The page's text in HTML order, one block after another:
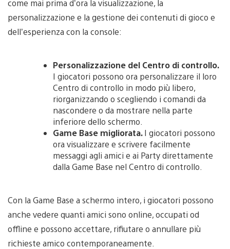
come mai prima d’ora la visualizzazione, la
personalizzazione e la gestione dei contenuti di gioco e
dell’esperienza con la console:
Personalizzazione del Centro di controllo.
I giocatori possono ora personalizzare il loro
Centro di controllo in modo più libero,
riorganizzando o scegliendo i comandi da
nascondere o da mostrare nella parte
inferiore dello schermo.
Game Base migliorata.I giocatori possono
ora visualizzare e scrivere facilmente
messaggi agli amici e ai Party direttamente
dalla Game Base nel Centro di controllo.
Con la Game Base a schermo intero, i giocatori possono
anche vedere quanti amici sono online, occupati od
offline e possono accettare, rifiutare o annullare più
richieste amico contemporaneamente.